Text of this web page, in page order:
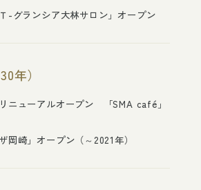
-グランシア大林サロン」オープン
年）
リニューアルオープン 「SMA café」
岡崎」オープン（～2021年）